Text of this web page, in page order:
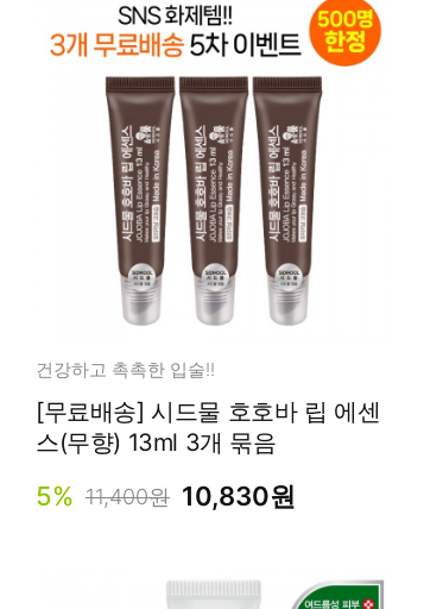
건강하고 촉촉한 입술!!
[무료배송] 시드물 호호바 립 에센
스(무향) 13ml 3개 묶음
5% 11,400원 10,830원